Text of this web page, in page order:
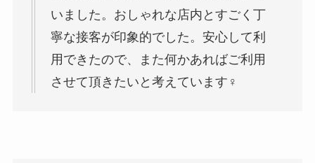
いました。おしゃれな店内とすごく丁
寧な接客が印象的でした。安心して利
用できたので、また何かあればご利用
させて頂きたいと考えています‍♀️